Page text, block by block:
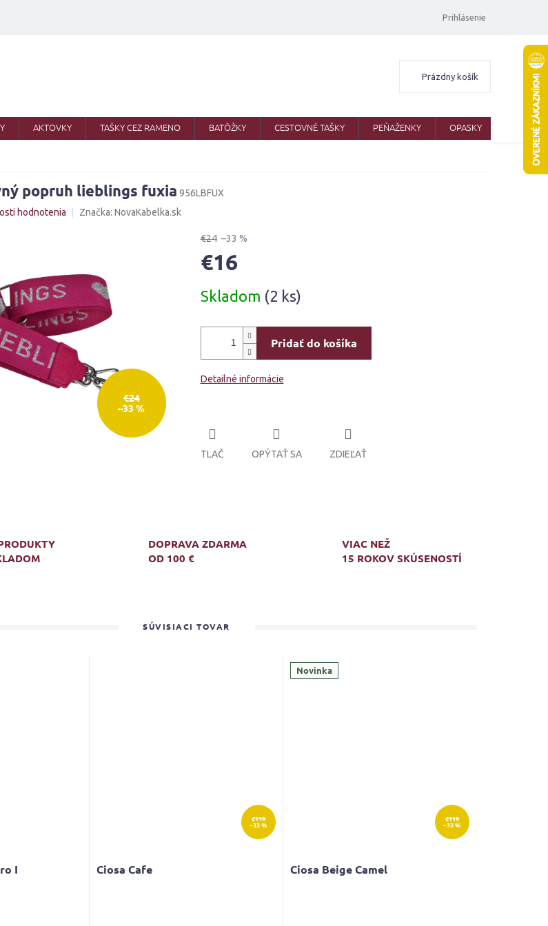
Prihlásenie
Nákupný
Prázdny košík
AKTOVKY TAŠKY CEZ RAMENO BATÔŽKY CESTOVNÉ TAŠKY PEŇAŽENKY OPASKY ŠATKY
popruh lieblings fuxia 956LBFUX
hodnotenia Značka: NovaKabelka.sk
€24
–33 %
€24 –33 %
€16
cena:
Skladom (2 ks)
Pridať do košíka
Detailné informácie
TLAČ OPÝTAŤ SA ZDIEĽAŤ
DOPRAVA ZDARMA
OD 100 €
VIAC NEŽ
15 ROKOV SKÚSENOSTÍ
SÚVISIACI TOVAR
I
€119
–33 %
Ciosa Cafe
Novinka
€119
–33 %
Ciosa Beige Camel